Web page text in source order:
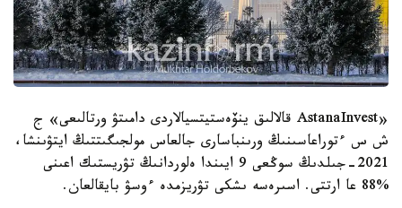
«AstanaInvest قالالىق ينۆەستيتسيالاردى دامىتۋ ورتالىعى» ج
ش س ءتوراعاسىنىڭ ورىنباسارى جالعاس مولجىگىتتىڭ ايتۋىنشا،
2021-جىلدىڭ سوڭعى 9 ايىندا ەلوردانىڭ تۋريستىك اعىنى
%88 عا ارتتى. اسىرەسە ىشكى تۋريزمدە ءوسۋ بايقالعان.